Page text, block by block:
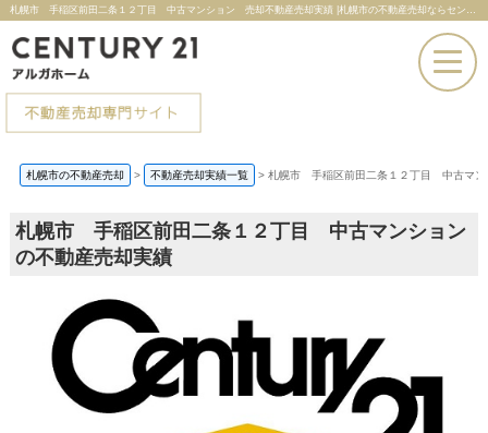
札幌市 手稲区前田二条１２丁目 中古マンション 売却不動産売却実績 |札幌市の不動産売却ならセンチュリー21アルガホーム
その場で売却査定
札幌市の不動産売却 > 不動産売却実績一覧 > 札幌市 手稲区前田二条１２丁目 中古マ
札幌市 手稲区前田二条１２丁目 中古マンション
の不動産売却実績